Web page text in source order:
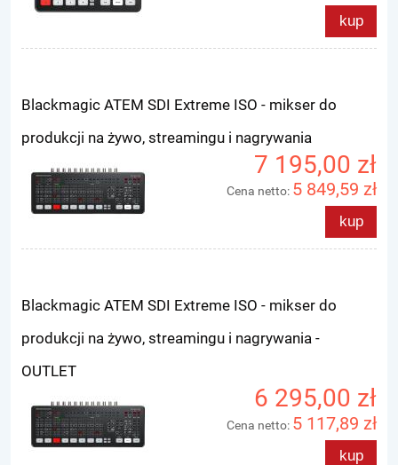
kup
Blackmagic ATEM SDI Extreme ISO - mikser do
produkcji na żywo, streamingu i nagrywania
7 195,00 zł
Cena netto: 5 849,59 zł
kup
Blackmagic ATEM SDI Extreme ISO - mikser do
produkcji na żywo, streamingu i nagrywania -
OUTLET
6 295,00 zł
Cena netto: 5 117,89 zł
kup